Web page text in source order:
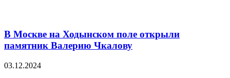
В Москве на Ходынском поле открыли
памятник Валерию Чкалову
03.12.2024